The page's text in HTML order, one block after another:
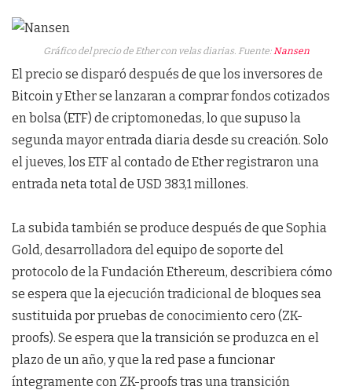
Gráfico del precio de Ether con velas diarias. Fuente: Nansen
El precio se disparó después de que los inversores de
Bitcoin y Ether se lanzaran a comprar fondos cotizados
en bolsa (ETF) de criptomonedas, lo que supuso la
segunda mayor entrada diaria desde su creación. Solo
el jueves, los ETF al contado de Ether registraron una
entrada neta total de USD 383,1 millones.
La subida también se produce después de que Sophia
Gold, desarrolladora del equipo de soporte del
protocolo de la Fundación Ethereum, describiera cómo
se espera que la ejecución tradicional de bloques sea
sustituida por pruebas de conocimiento cero (ZK-
proofs). Se espera que la transición se produzca en el
plazo de un año, y que la red pase a funcionar
íntegramente con ZK-proofs tras una transición